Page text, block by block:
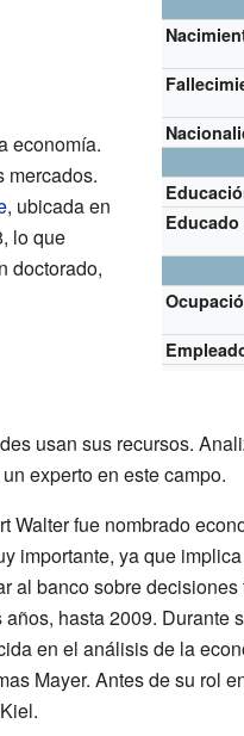
Educado
economía.
mercados.
, ubicada en
lo que
doctorado,
usan sus recursos.
experto en este campo.
Walter fue nombrado
importante, ya que
al banco sobre
hasta 2009. Durante
en el análisis de la
Mayer. Antes de su rol